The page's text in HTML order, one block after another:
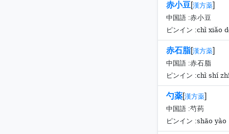
赤小豆[漢方薬]
中国語 :赤小豆
ピンイン :chì xiǎo
赤石脂[漢方薬]
中国語 :赤石脂
ピンイン :chì shí
勺薬[漢方薬]
中国語 :芍药
ピンイン :shāo yào